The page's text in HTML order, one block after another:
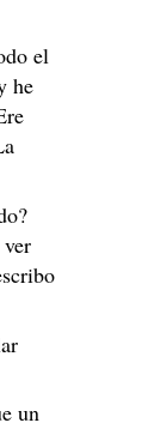
el
he
un